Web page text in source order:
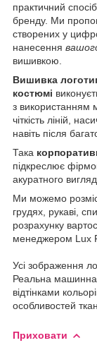
практичний
бренду. Ми
створених у
нанесення
вишивкою.
Вишивка
костюмі
з використанням
чіткість ліній,
навіть після
Така
підкреслює
акуратного
Ми можемо
грудях, рукаві,
розрахунку
менеджером Lux
Усі зображення
Реальна машинна
відтінками
особливостей
Приховати